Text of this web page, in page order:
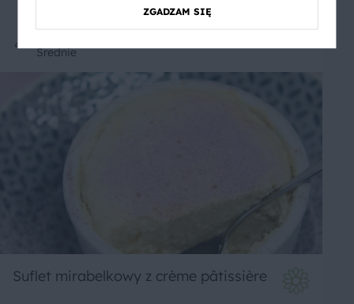
Średnie
Suflet mirabelkowy z crème pâtissière
ZGADZAM SIĘ